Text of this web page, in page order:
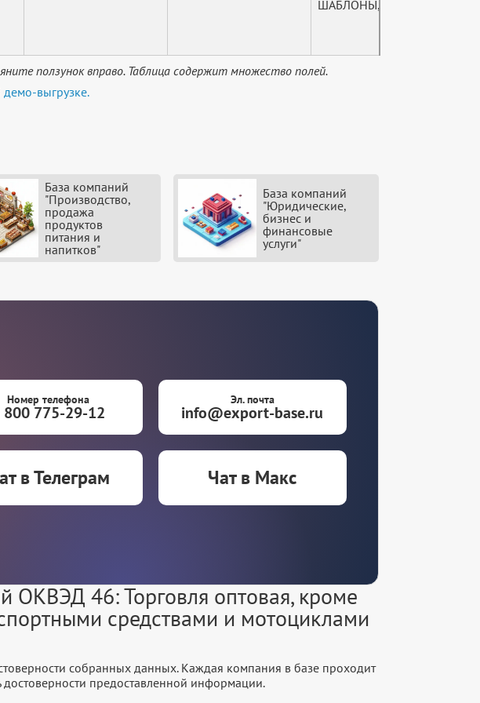
ШАБЛОНЫ, ФАСОННЫЕ
ползунок вправо. Таблица содержит множество полей.
демо-выгрузке.
База компаний
"Производство,
продажа
продуктов
питания и
напитков"
База компаний
"Юридические,
бизнес и
финансовые
услуги"
Номер телефона
800 775-29-12
Эл. почта
info@export-base.ru
в Телеграм Чат в Макс
ОКВЭД 46: Торговля оптовая, кроме
средствами и мотоциклами
собранных данных. Каждая компания в базе проходит
достоверности предоставленной информации.